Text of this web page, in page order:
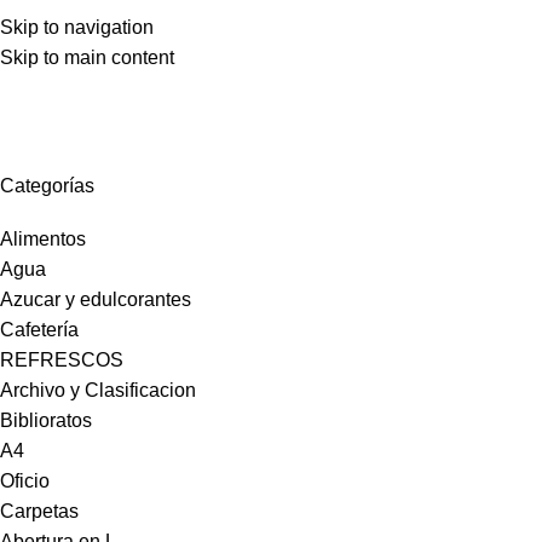
Skip to navigation
Skip to main content
AL 2200 1903 – 2203 67 61
Categorías
Alimentos
Agua
Azucar y edulcorantes
Cafetería
REFRESCOS
Archivo y Clasificacion
Biblioratos
A4
Oficio
Carpetas